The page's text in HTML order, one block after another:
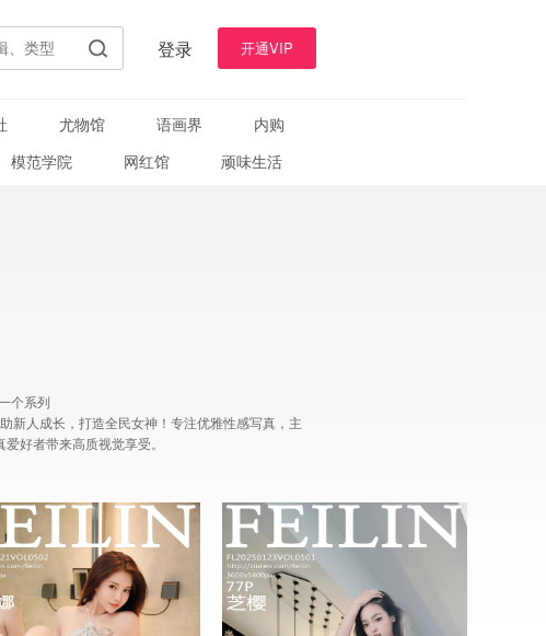
登录 开通VIP
尤物馆 语画界
内购
模范学院 网红馆 顽味生活
个系列
新人成长，打造全民女神！专注优雅性感写真，主
好者带来高质视觉享受。